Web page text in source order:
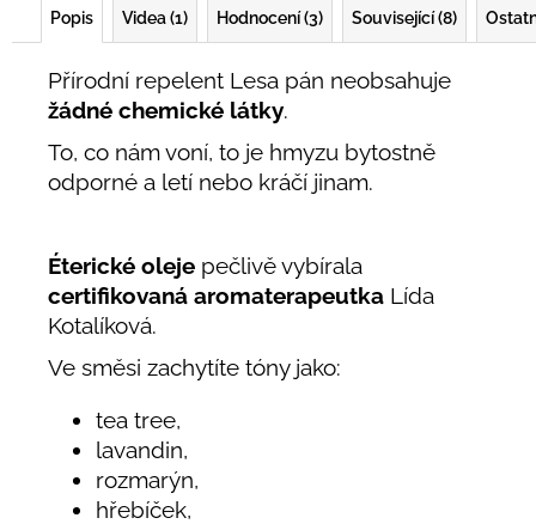
Popis Videa (1) Hodnocení (3) Související (8)
Přírodní repelent Lesa pán neobsahuje
žádné chemické látky.
To, co nám voní, to je hmyzu bytostně
odporné a letí nebo kráčí jinam.
Éterické oleje pečlivě vybírala
certifikovaná aromaterapeutka Lída
Kotalíková.
Ve směsi zachytíte tóny jako:
tea tree,
lavandin,
rozmarýn,
hřebíček,